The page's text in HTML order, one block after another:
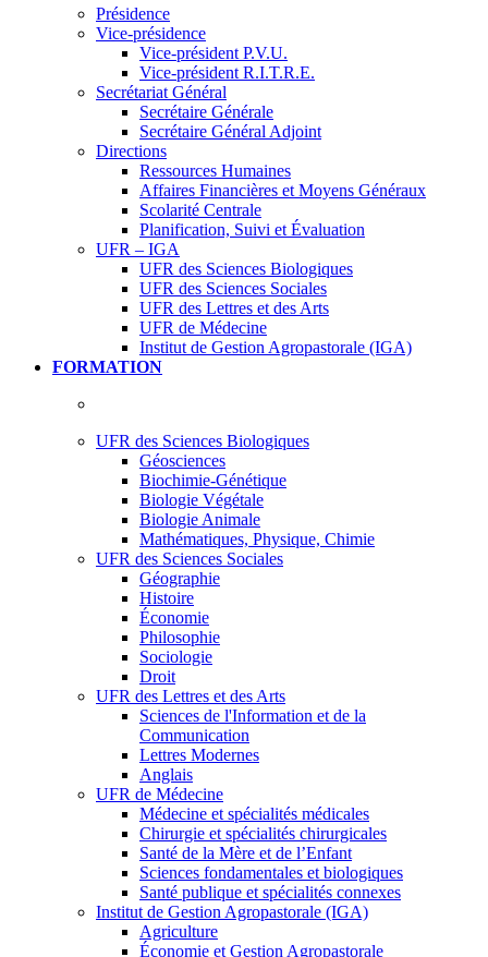
Présidence
Vice-présidence
Vice-président P.V.U.
Vice-président R.I.T.R.E.
Secrétariat Général
Secrétaire Générale
Secrétaire Général Adjoint
Directions
Ressources Humaines
Affaires Financières et Moyens Généraux
Scolarité Centrale
Planification, Suivi et Évaluation
UFR – IGA
UFR des Sciences Biologiques
UFR des Sciences Sociales
UFR des Lettres et des Arts
UFR de Médecine
Institut de Gestion Agropastorale (IGA)
FORMATION
UFR des Sciences Biologiques
Géosciences
Biochimie-Génétique
Biologie Végétale
Biologie Animale
Mathématiques, Physique, Chimie
UFR des Sciences Sociales
Géographie
Histoire
Économie
Philosophie
Sociologie
Droit
UFR des Lettres et des Arts
Sciences de l'Information et de la
Communication
Lettres Modernes
Anglais
UFR de Médecine
Médecine et spécialités médicales
Chirurgie et spécialités chirurgicales
Santé de la Mère et de l’Enfant
Sciences fondamentales et biologiques
Santé publique et spécialités connexes
Institut de Gestion Agropastorale (IGA)
Agriculture
Économie et Gestion Agropastorale